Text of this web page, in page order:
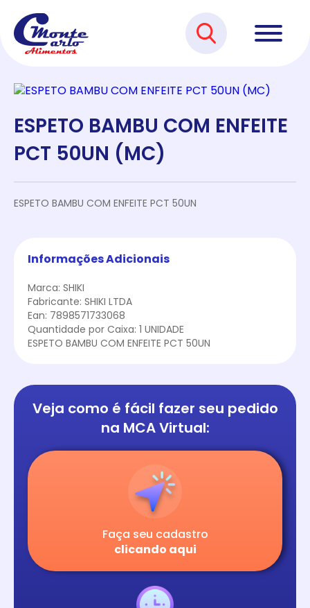
ESPETO BAMBU COM ENFEITE
PCT 50UN (MC)
ESPETO BAMBU COM ENFEITE PCT 50UN
Informações Adicionais
Marca: SHIKI
Fabricante: SHIKI LTDA
Ean: 7898571733068
Quantidade por Caixa: 1 UNIDADE
ESPETO BAMBU COM ENFEITE PCT 50UN
Veja como é fácil fazer seu pedido
na MCA Virtual:
Faça seu cadastro
clicando aqui